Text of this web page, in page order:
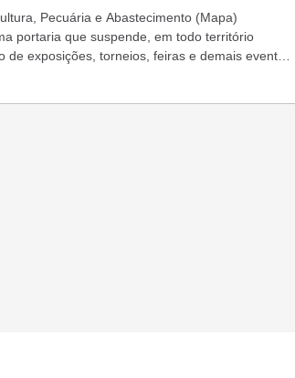
Pecuária e Abastecimento (Mapa)
portaria que suspende, em todo território
de exposições, torneios, feiras e demais eventos